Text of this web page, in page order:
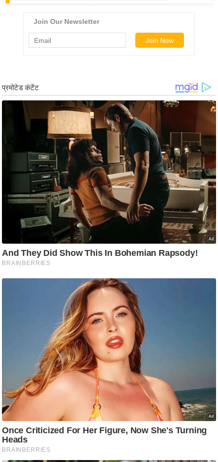
फि
r
a
N
टे
क्नॉ
जी
ब्यू
टी